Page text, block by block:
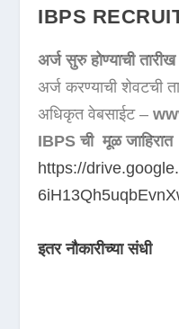
IBPS
अर्ज सुरु होण्याची
अर्ज करण्याची शेवटची
अधिकृत वेबसाईट –
IBPS ची मूळ जाहिरात
https://
इतर नौकारीच्या संधी